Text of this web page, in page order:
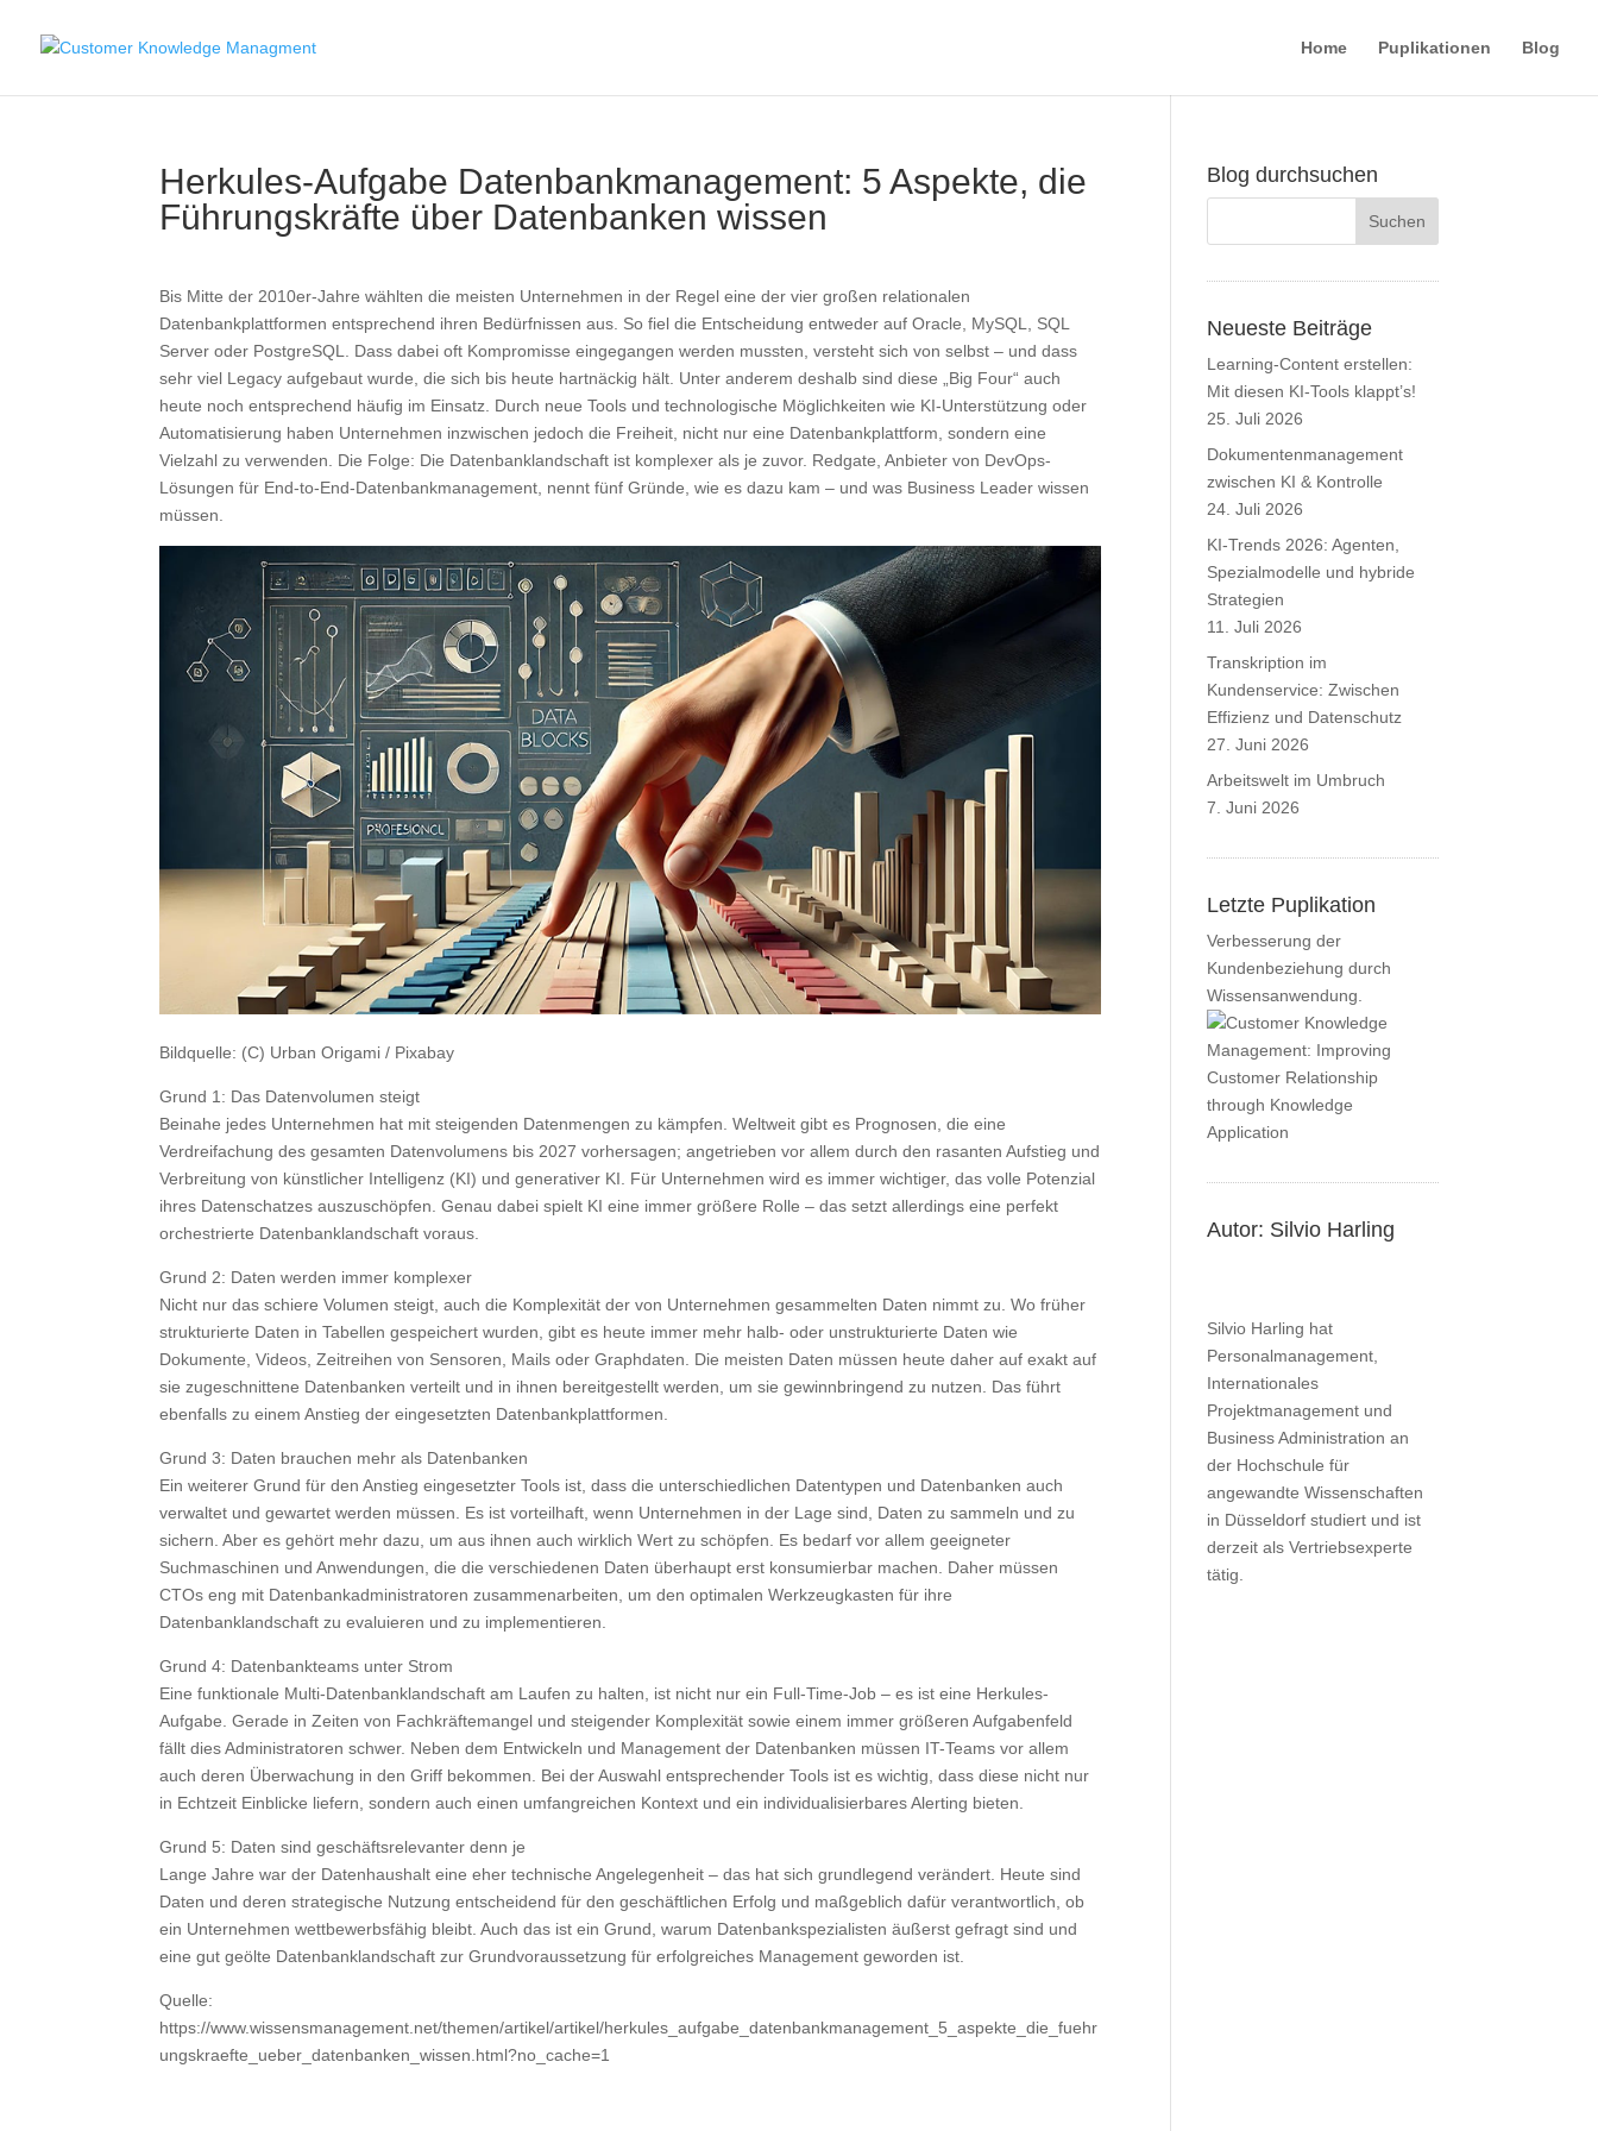
Home Puplikationen Blog
Herkules-Aufgabe Datenbankmanagement: 5 Aspekte, die
Führungskräfte über Datenbanken wissen
Bis Mitte der 2010er-Jahre wählten die meisten Unternehmen in der Regel eine der vier großen relationalen
Datenbankplattformen entsprechend ihren Bedürfnissen aus. So fiel die Entscheidung entweder auf Oracle, MySQL, SQL
Server oder PostgreSQL. Dass dabei oft Kompromisse eingegangen werden mussten, versteht sich von selbst – und dass
sehr viel Legacy aufgebaut wurde, die sich bis heute hartnäckig hält. Unter anderem deshalb sind diese „Big Four“ auch
heute noch entsprechend häufig im Einsatz. Durch neue Tools und technologische Möglichkeiten wie KI-Unterstützung oder
Automatisierung haben Unternehmen inzwischen jedoch die Freiheit, nicht nur eine Datenbankplattform, sondern eine
Vielzahl zu verwenden. Die Folge: Die Datenbanklandschaft ist komplexer als je zuvor. Redgate, Anbieter von DevOps-
Lösungen für End-to-End-Datenbankmanagement, nennt fünf Gründe, wie es dazu kam – und was Business Leader wissen
müssen.
Bildquelle: (C) Urban Origami / Pixabay
Grund 1: Das Datenvolumen steigt
Beinahe jedes Unternehmen hat mit steigenden Datenmengen zu kämpfen. Weltweit gibt es Prognosen, die eine
Verdreifachung des gesamten Datenvolumens bis 2027 vorhersagen; angetrieben vor allem durch den rasanten Aufstieg und
Verbreitung von künstlicher Intelligenz (KI) und generativer KI. Für Unternehmen wird es immer wichtiger, das volle Potenzial
ihres Datenschatzes auszuschöpfen. Genau dabei spielt KI eine immer größere Rolle – das setzt allerdings eine perfekt
orchestrierte Datenbanklandschaft voraus.
Grund 2: Daten werden immer komplexer
Nicht nur das schiere Volumen steigt, auch die Komplexität der von Unternehmen gesammelten Daten nimmt zu. Wo früher
strukturierte Daten in Tabellen gespeichert wurden, gibt es heute immer mehr halb- oder unstrukturierte Daten wie
Dokumente, Videos, Zeitreihen von Sensoren, Mails oder Graphdaten. Die meisten Daten müssen heute daher auf exakt auf
sie zugeschnittene Datenbanken verteilt und in ihnen bereitgestellt werden, um sie gewinnbringend zu nutzen. Das führt
ebenfalls zu einem Anstieg der eingesetzten Datenbankplattformen.
Grund 3: Daten brauchen mehr als Datenbanken
Ein weiterer Grund für den Anstieg eingesetzter Tools ist, dass die unterschiedlichen Datentypen und Datenbanken auch
verwaltet und gewartet werden müssen. Es ist vorteilhaft, wenn Unternehmen in der Lage sind, Daten zu sammeln und zu
sichern. Aber es gehört mehr dazu, um aus ihnen auch wirklich Wert zu schöpfen. Es bedarf vor allem geeigneter
Suchmaschinen und Anwendungen, die die verschiedenen Daten überhaupt erst konsumierbar machen. Daher müssen
CTOs eng mit Datenbankadministratoren zusammenarbeiten, um den optimalen Werkzeugkasten für ihre
Datenbanklandschaft zu evaluieren und zu implementieren.
Grund 4: Datenbankteams unter Strom
Eine funktionale Multi-Datenbanklandschaft am Laufen zu halten, ist nicht nur ein Full-Time-Job – es ist eine Herkules-
Aufgabe. Gerade in Zeiten von Fachkräftemangel und steigender Komplexität sowie einem immer größeren Aufgabenfeld
fällt dies Administratoren schwer. Neben dem Entwickeln und Management der Datenbanken müssen IT-Teams vor allem
auch deren Überwachung in den Griff bekommen. Bei der Auswahl entsprechender Tools ist es wichtig, dass diese nicht nur
in Echtzeit Einblicke liefern, sondern auch einen umfangreichen Kontext und ein individualisierbares Alerting bieten.
Grund 5: Daten sind geschäftsrelevanter denn je
Lange Jahre war der Datenhaushalt eine eher technische Angelegenheit – das hat sich grundlegend verändert. Heute sind
Daten und deren strategische Nutzung entscheidend für den geschäftlichen Erfolg und maßgeblich dafür verantwortlich, ob
ein Unternehmen wettbewerbsfähig bleibt. Auch das ist ein Grund, warum Datenbankspezialisten äußerst gefragt sind und
eine gut geölte Datenbanklandschaft zur Grundvoraussetzung für erfolgreiches Management geworden ist.
Quelle:
https://www.wissensmanagement.net/themen/artikel/artikel/herkules_aufgabe_datenbankmanagement_5_aspekte_die_fuehr
ungskraefte_ueber_datenbanken_wissen.html?no_cache=1
Blog durchsuchen
Neueste Beiträge
Learning-Content erstellen:
Mit diesen KI-Tools klappt’s!
25. Juli 2026
Dokumentenmanagement
zwischen KI & Kontrolle
24. Juli 2026
KI-Trends 2026: Agenten,
Spezialmodelle und hybride
Strategien
11. Juli 2026
Transkription im
Kundenservice: Zwischen
Effizienz und Datenschutz
27. Juni 2026
Arbeitswelt im Umbruch
7. Juni 2026
Letzte Puplikation
Verbesserung der
Kundenbeziehung durch
Wissensanwendung.
Autor: Silvio Harling
Silvio Harling hat
Personalmanagement,
Internationales
Projektmanagement und
Business Administration an
der Hochschule für
angewandte Wissenschaften
in Düsseldorf studiert und ist
derzeit als Vertriebsexperte
tätig.